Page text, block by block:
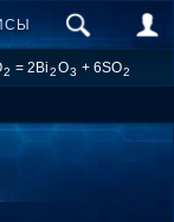
2 = 2Bi2O3 + 6SO2